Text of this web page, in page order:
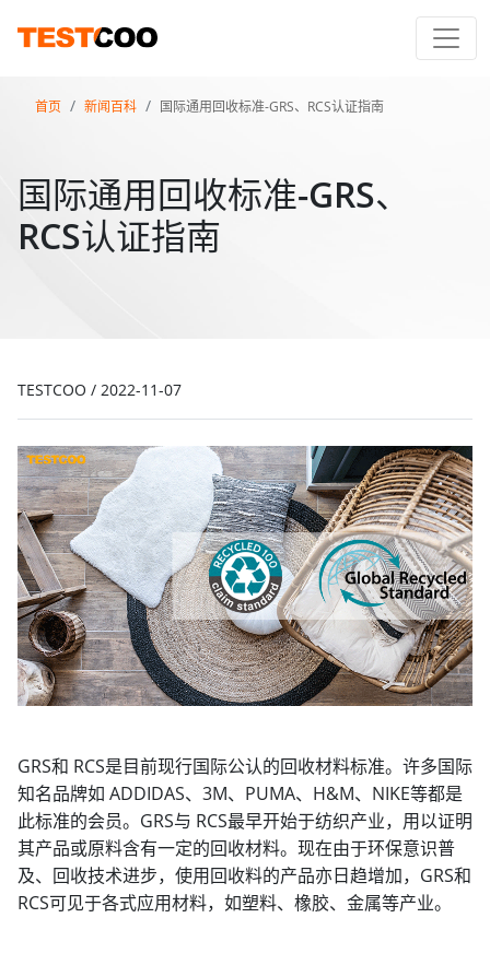
首页 新闻百科 国际通用回收标准-GRS、RCS认证指南
国际通用回收标准-GRS、
RCS认证指南
TESTCOO / 2022-11-07
GRS和 RCS是目前现行国际公认的回收材料标准。许多国际
知名品牌如 ADDIDAS、3M、PUMA、H&M、NIKE等都是
此标准的会员。GRS与 RCS最早开始于纺织产业，用以证明
其产品或原料含有一定的回收材料。现在由于环保意识普
及、回收技术进步，使用回收料的产品亦日趋增加，GRS和
RCS可见于各式应用材料，如塑料、橡胶、金属等产业。